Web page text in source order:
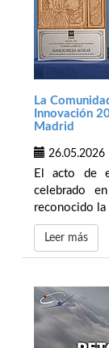
La
Innovación
Madrid
26.05.2026
El acto de
celebrado
reconocido
Leer más